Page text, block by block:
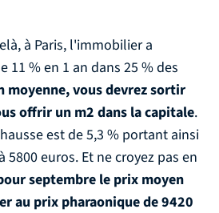
à Paris, l'immobilier a
11 % en 1 an dans 25 % des
moyenne, vous devrez sortir
offrir un m2 dans la capitale.
est de 5,3 % portant ainsi
euros. Et ne croyez pas en
septembre le prix moyen
au prix pharaonique de 9420